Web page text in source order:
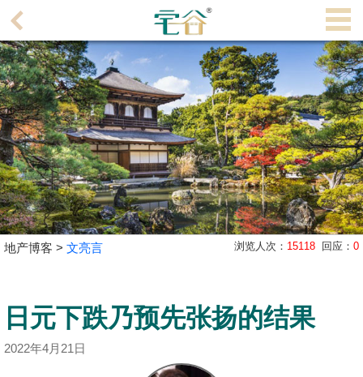
理
主
页
搵
楼/
成
交
业
主
宅
谷
地产博客 > 文亮言 浏览人次： 15118 回应： 0
日元下跌乃预先张扬的结果
2022年4月21日